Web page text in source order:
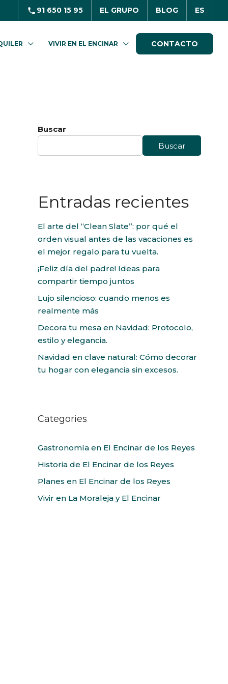
91 650 15 95 EL GRUPO BLOG ES
VIVIR EN EL ENCINAR CONTACTO
Buscar
Buscar
Entradas recientes
El arte del “Clean Slate”: por qué el
orden visual antes de las vacaciones es
el mejor regalo para tu vuelta.
¡Feliz día del padre! Ideas para
compartir tiempo juntos
Lujo silencioso: cuando menos es
realmente más
Decora tu mesa en Navidad: Protocolo,
estilo y elegancia.
Navidad en clave natural: Cómo decorar
tu hogar con elegancia sin excesos.
Categories
Gastronomía en El Encinar de los Reyes
Historia de El Encinar de los Reyes
Planes en El Encinar de los Reyes
Vivir en La Moraleja y El Encinar